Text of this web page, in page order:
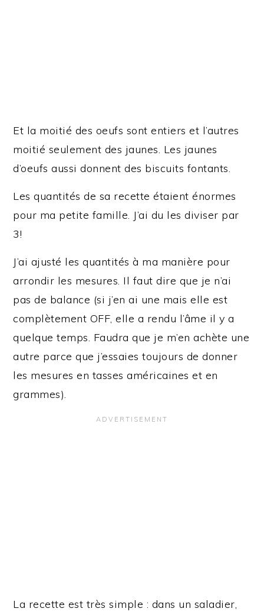
Et la moitié des oeufs sont entiers et l’autres
moitié seulement des jaunes. Les jaunes
d’oeufs aussi donnent des biscuits fontants.
Les quantités de sa recette étaient énormes
pour ma petite famille. J’ai du les diviser par
3!
J’ai ajusté les quantités à ma manière pour
arrondir les mesures. Il faut dire que je n’ai
pas de balance (si j’en ai une mais elle est
complètement OFF, elle a rendu l’âme il y a
quelque temps. Faudra que je m’en achète une
autre parce que j’essaies toujours de donner
les mesures en tasses américaines et en
grammes).
La recette est très simple : dans un saladier,